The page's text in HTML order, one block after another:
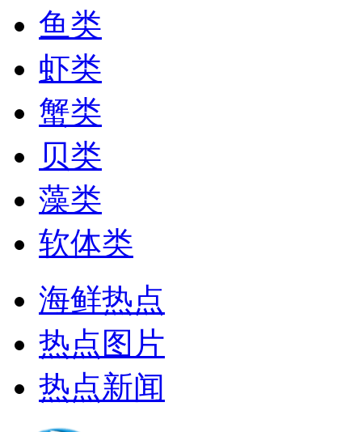
鱼类
虾类
蟹类
贝类
藻类
软体类
海鲜热点
热点图片
热点新闻